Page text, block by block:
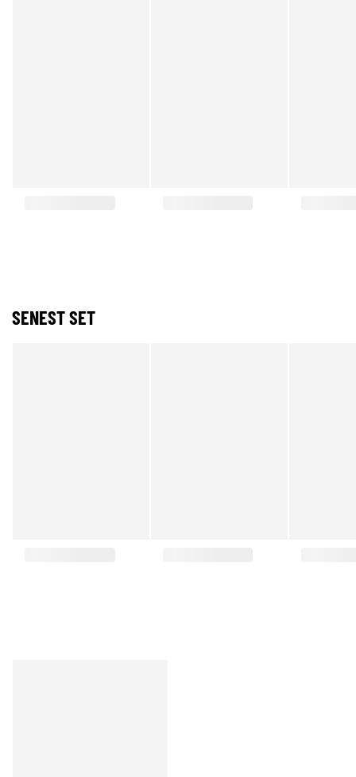
SENEST SET